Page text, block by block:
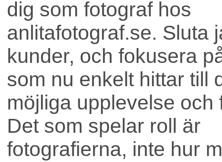
Bostad
dig som fotograf hos
anlitafotograf.se. Sluta
kunder, och fokusera
som nu enkelt hittar till
möjliga upplevelse och
Det som spelar roll är
fotografierna, inte hur